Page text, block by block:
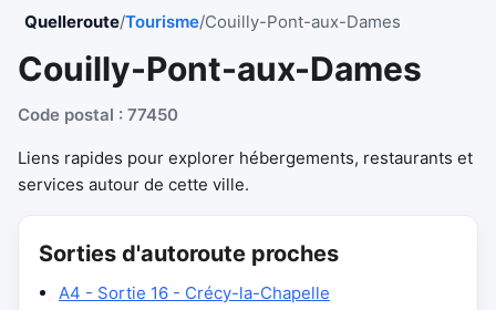
Quelleroute/Tourisme/Couilly-Pont-aux-Dames
Couilly-Pont-aux-Dames
Code postal : 77450
Liens rapides pour explorer hébergements, restaurants et
services autour de cette ville.
Sorties d'autoroute proches
A4 - Sortie 16 - Crécy-la-Chapelle